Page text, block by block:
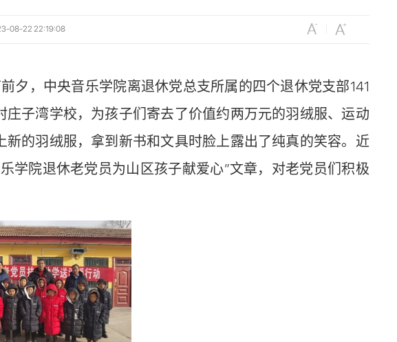
08-22 22:19:08
夕，中央音乐学院离退休党总支所属的四个退休党支部141
子湾学校，为孩子们寄去了价值约两万元的羽绒服、运动
的羽绒服，拿到新书和文具时脸上露出了纯真的笑容。近
学院退休老党员为山区孩子献爱心”文章，对老党员们积极